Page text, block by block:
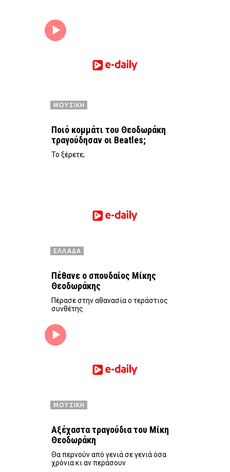
ΜΟΥΣΙΚΗ
Ποιό κομμάτι του Θεοδωράκη
τραγούδησαν οι Beatles;
To ξέρετε;
ΕΛΛΑΔΑ
Πέθανε ο σπουδαίος Μίκης
Θεοδωράκης
Πέρασε στην αθανασία ο τεράστιος
συνθέτης
ΜΟΥΣΙΚΗ
Αξέχαστα τραγούδια του Μίκη
Θεοδωράκη
Θα περνούν από γενιά σε γενιά όσα
χρόνια κι αν περάσουν